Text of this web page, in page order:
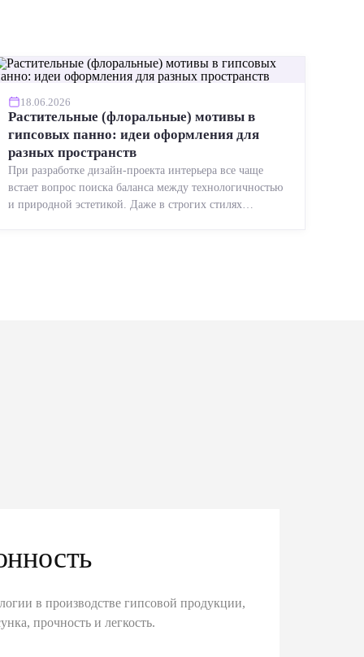
18.06.2026
Растительные (флоральные) мотивы в
гипсовых панно: идеи оформления для
разных пространств
При разработке дизайн-проекта интерьера все чаще
встает вопрос поиска баланса между технологичностью
и природной эстетикой. Даже в строгих стилях
в производстве гипсовой продукции,
прочность и легкость.